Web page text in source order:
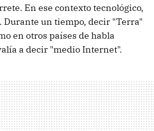
En ese contexto tecnológico,
. Durante un tiempo, decir "Terra"
en otros países de habla
a decir "medio Internet".